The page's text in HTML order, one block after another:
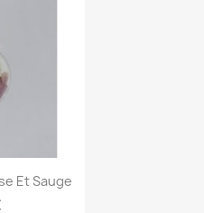
Et Sauge